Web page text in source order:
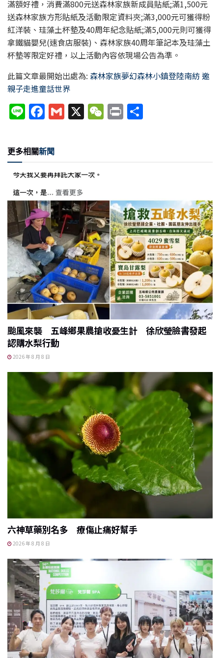
滿額好禮，消費滿800元送森林家族新成員貼紙;滿1,500元
送森林家族方形貼紙及活動限定資料夾;滿3,000元可獲得粉
紅洋裝、珪藻土杯墊及40周年紀念貼紙;滿5,000元則可獲得
拿鐵貓嬰兒(速食店服裝)、森林家族40周年筆記本及珪藻土
杯墊等限定好禮，以上活動內容依現場公告為準。
此篇文章最開始出處為: 森林家族夢幻森林小鎮登陸南紡 邀
親子走進童話世界
Li
n
e
F
a
c
e
b
o
o
k
G
m
X W
e
P
ri
更多相關新聞
颱風來襲 五峰鄉果農搶收憂生計 徐欣瑩臉書發起
認購水梨行動
2026 年 8 月 8 日
六神草藥別名多 療傷止痛好幫手
2026 年 8 月 8 日